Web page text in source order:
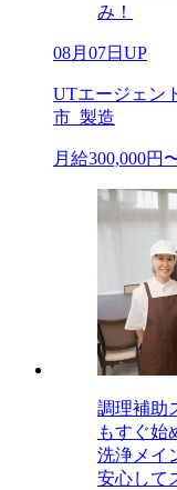
み！
08月07日UP
UTエージェン
市_製造
月給300,000円
調理補助
もすぐ始
洗浄メイ
安心して